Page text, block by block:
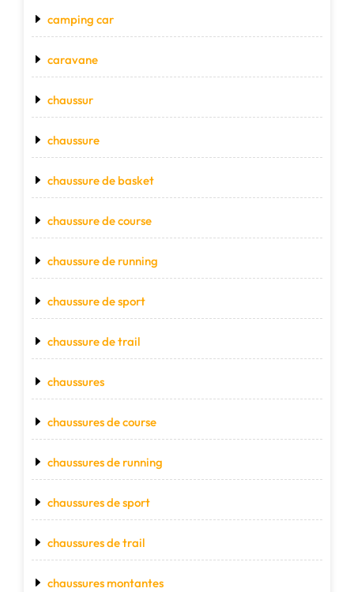
camping car
caravane
chaussur
chaussure
chaussure de basket
chaussure de course
chaussure de running
chaussure de sport
chaussure de trail
chaussures
chaussures de course
chaussures de running
chaussures de sport
chaussures de trail
chaussures montantes